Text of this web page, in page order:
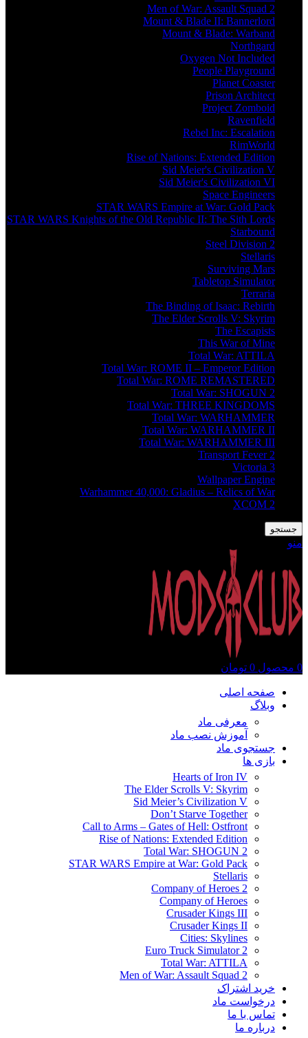
Men of War: Assault Squad 2
Mount & Blade II: Bannerlord
Mount & Blade: Warband
Northgard
Oxygen Not Included
People Playground
Planet Coaster
Prison Architect
Project Zomboid
Ravenfield
Rebel Inc: Escalation
RimWorld
Rise of Nations: Extended Edition
Sid Meier's Civilization V
Sid Meier's Civilization VI
Space Engineers
STAR WARS Empire at War: Gold Pack
STAR WARS Knights of the Old Republic II: The Sith Lords
Starbound
Steel Division 2
Stellaris
Surviving Mars
Tabletop Simulator
Terraria
The Binding of Isaac: Rebirth
The Elder Scrolls V: Skyrim
The Escapists
This War of Mine
Total War: ATTILA
Total War: ROME II – Emperor Edition
Total War: ROME REMASTERED
Total War: SHOGUN 2
Total War: THREE KINGDOMS
Total War: WARHAMMER
Total War: WARHAMMER II
Total War: WARHAMMER III
Transport Fever 2
Victoria 3
Wallpaper Engine
Warhammer 40,000: Gladius – Relics of War
XCOM 2
جستجو
منو
0 محصول 0 تومان
صفحه اصلی
وبلاگ
معرفی ماد
آموزش نصب ماد
جستجوی ماد
بازی ها
Hearts of Iron IV
The Elder Scrolls V: Skyrim
Sid Meier’s Civilization V
Don’t Starve Together
Call to Arms – Gates of Hell: Ostfront
Rise of Nations: Extended Edition
Total War: SHOGUN 2
STAR WARS Empire at War: Gold Pack
Stellaris
Company of Heroes 2
Company of Heroes
Crusader Kings III
Crusader Kings II
Cities: Skylines
Euro Truck Simulator 2
Total War: ATTILA
Men of War: Assault Squad 2
خرید اشتراک
درخواست ماد
تماس با ما
درباره ما